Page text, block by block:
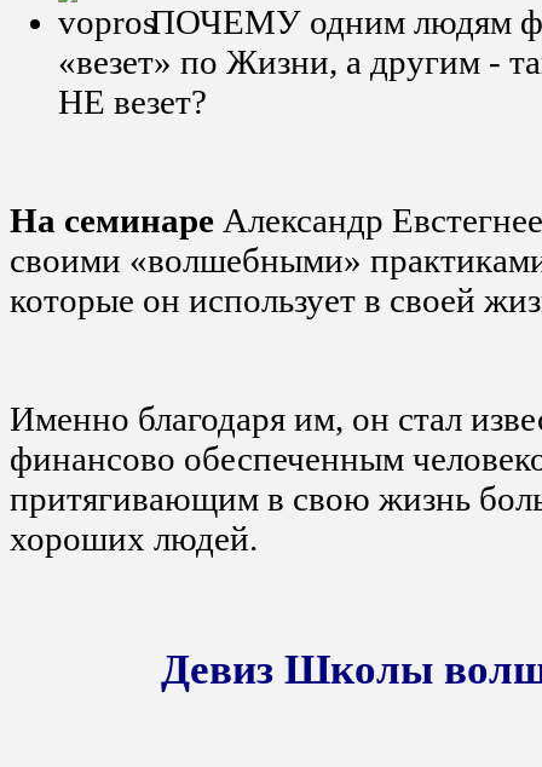
ПОЧЕМУ одним людям
«везет» по Жизни, а другим -
НЕ везет?
На семинаре Александр
своими «волшебными»
которые он использует в своей
Именно благодаря им, он стал
финансово обеспеченным
притягивающим в свою жизнь
хороших людей.
Девиз Школы